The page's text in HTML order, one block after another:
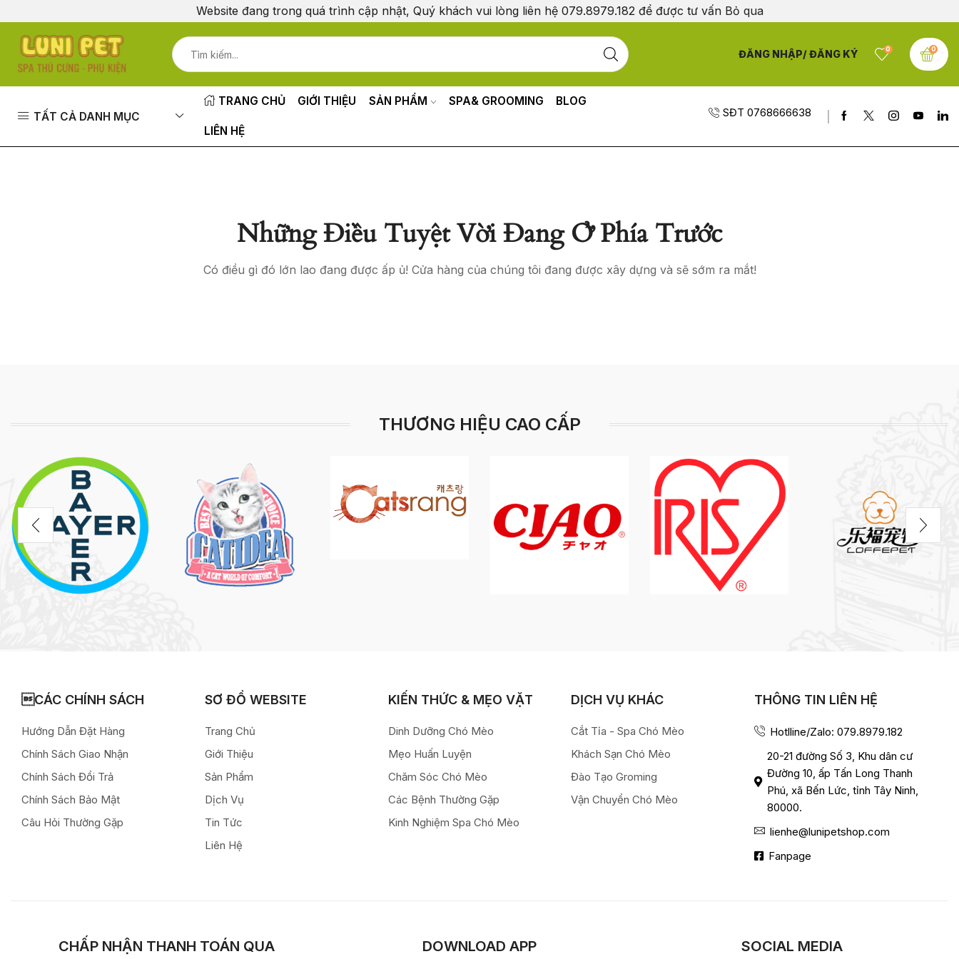
Website đang trong quá trình cập nhật, Quý khách vui lòng liên hệ 079.8979.182 để được tư vấn Bỏ qua
ĐĂNG NHẬP/ ĐĂNG KÝ 0 0
TẤT CẢ DANH MỤC
TRANG CHỦ GIỚI THIỆU SẢN PHẨM SPA& GROOMING BLOG
LIÊN HỆ
SĐT 0768666638
Những Điều Tuyệt Vời Đang Ở Phía Trước
Có điều gì đó lớn lao đang được ấp ủ! Cửa hàng của chúng tôi đang được xây dựng và sẽ sớm ra mắt!
THƯƠNG HIỆU CAO CẤP
CÁC CHÍNH SÁCH
Hướng Dẫn Đặt Hàng
Chính Sách Giao Nhận
Chính Sách Đổi Trả
Chính Sách Bảo Mật
Câu Hỏi Thường Gặp
SƠ ĐỒ WEBSITE
Trang Chủ
Giới Thiệu
Sản Phẩm
Dịch Vụ
Tin Tức
Liên Hệ
KIẾN THỨC & MẸO VẶT
Dinh Dưỡng Chó Mèo
Mẹo Huấn Luyện
Chăm Sóc Chó Mèo
Các Bệnh Thường Gặp
Kinh Nghiệm Spa Chó Mèo
DỊCH VỤ KHÁC
Cắt Tỉa - Spa Chó Mèo
Khách Sạn Chó Mèo
Đào Tạo Groming
Vận Chuyển Chó Mèo
THÔNG TIN LIÊN HỆ
Hotlline/Zalo: 079.8979.182
20-21 đường Số 3, Khu dân cư
Đường 10, ấp Tấn Long Thanh
Phú, xã Bến Lức, tỉnh Tây Ninh,
80000.
lienhe@lunipetshop.com
Fanpage
CHẤP NHẬN THANH TOÁN QUA DOWNLOAD APP SOCIAL MEDIA